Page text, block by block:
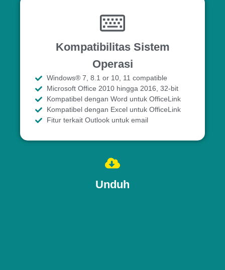
Kompatibilitas Sistem
Operasi
Windows® 7, 8.1 or 10, 11 compatible
Microsoft Office 2010 hingga 2016, 32-bit
Kompatibel dengan Word untuk OfficeLink
Kompatibel dengan Excel untuk OfficeLink
Fitur terkait Outlook untuk email
Unduh